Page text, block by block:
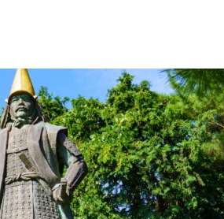
クッと地酒と一品を楽しもう！